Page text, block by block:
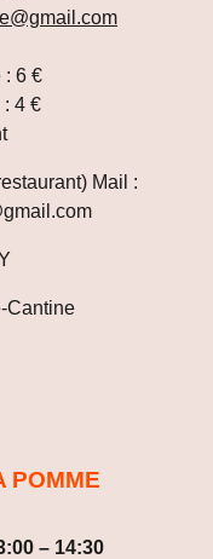
: 6 €
4 €
Mail :
Cantine
POMME
– 14:30